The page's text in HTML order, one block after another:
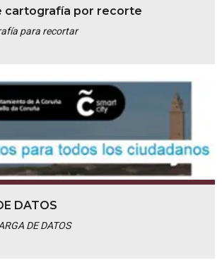
cartografía por recorte
para recortar
DATOS
DE DATOS